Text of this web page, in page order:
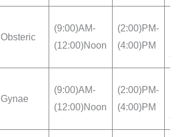
Obsteric
(9:00)AM-
(12:00)Noon
(2:00)PM-
(4:00)PM
နာ
Gynae
(9:00)AM-
(12:00)Noon
(2:00)PM-
(4:00)PM
နာ